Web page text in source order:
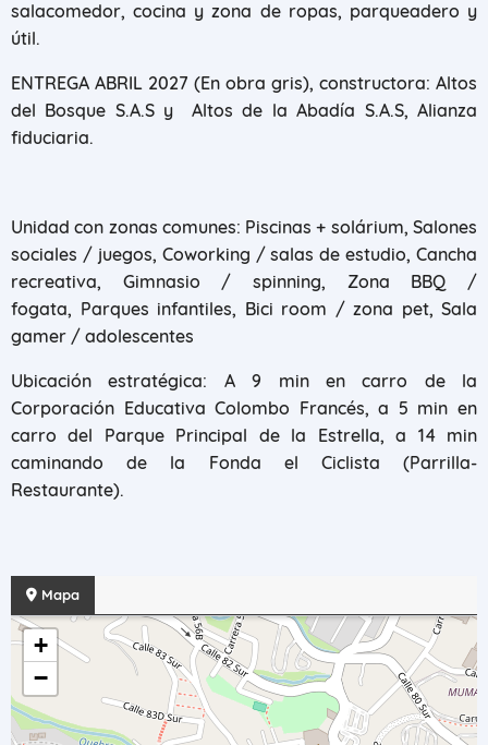
salacomedor, cocina y zona de ropas, parqueadero y
útil.
ENTREGA ABRIL 2027 (En obra gris), constructora: Altos
del Bosque S.A.S y Altos de la Abadía S.A.S, Alianza
fiduciaria.
Unidad con zonas comunes: Piscinas + solárium, Salones
sociales / juegos, Coworking / salas de estudio, Cancha
recreativa, Gimnasio / spinning, Zona BBQ /
fogata, Parques infantiles, Bici room / zona pet, Sala
gamer / adolescentes
Ubicación estratégica: A 9 min en carro de la
Corporación Educativa Colombo Francés, a 5 min en
carro del Parque Principal de la Estrella, a 14 min
caminando de la Fonda el Ciclista (Parrilla-
Restaurante).
Mapa
+
−